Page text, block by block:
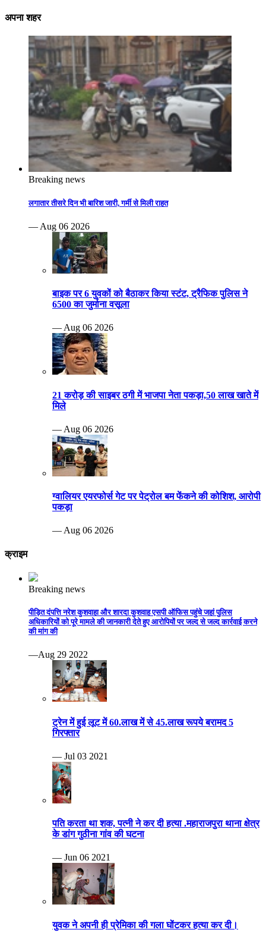
अपना शहर
Breaking news
लगातार तीसरे दिन भी बारिश जारी, गर्मी से मिली राहत
— Aug 06 2026
बाइक पर 6 युवकों को बैठाकर किया स्टंट, ट्रैफिक पुलिस ने
6500 का जुर्माना वसूला
— Aug 06 2026
21 करोड़ की साइबर ठगी में भाजपा नेता पकड़ा,50 लाख खाते में
मिले
— Aug 06 2026
ग्वालियर एयरफोर्स गेट पर पेट्रोल बम फेंकने की कोशिश, आरोपी
पकड़ा
— Aug 06 2026
क्राइम
Breaking news
पीड़ित दंपत्ति नरेश कुशवाहा और शारदा कुशवाह एसपी ऑफिस पहुंचे जहां पुलिस
अधिकारियों को पूरे मामले की जानकारी देते हुए आरोपियों पर जल्द से जल्द कार्रवाई करने
की मांग की
—Aug 29 2022
ट्रेन में हुई लूट में 60.लाख में से 45.लाख रूपये बरामद 5
गिरफ्तार
— Jul 03 2021
पति करता था शक, पत्नी ने कर दी हत्या .महाराजपुरा थाना क्षेत्र
के डांग गुठीना गांव की घटना
— Jun 06 2021
युवक ने अपनी ही प्रेमिका की गला घोंटकर हत्या कर दी।